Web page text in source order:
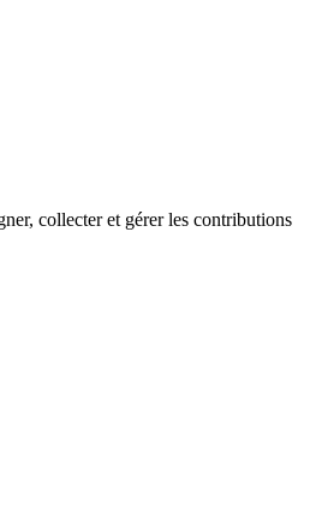
collecter et gérer les contributions